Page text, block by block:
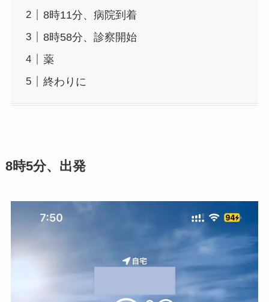
8時11分、病院到着
8時58分、診察開始
薬
終わりに
8時5分、出発